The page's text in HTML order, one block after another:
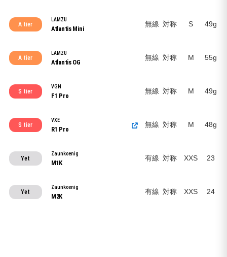
A tier
LAMZU
Atlantis Mini
無線 対称 S 49g
A tier
LAMZU
Atlantis OG
無線 対称 M 55g
S tier
VGN
F1 Pro
無線 対称 M 49g
S tier
VXE
R1 Pro
無線 対称 M 48g
Yet
Zaunkoenig
M1K
有線 対称 XXS 23
Yet
Zaunkoenig
M2K
有線 対称 XXS 24